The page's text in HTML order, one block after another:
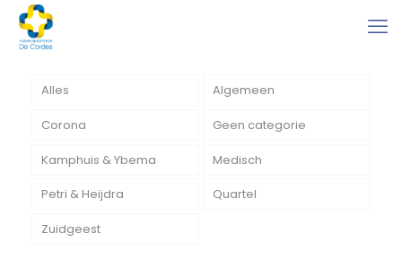
Alles Algemeen
Corona Geen categorie
Kamphuis & Ybema Medisch
Petri & Heijdra Quartel
Zuidgeest